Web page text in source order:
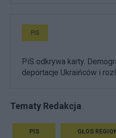
PiS
PiS odkrywa karty.
deportacje Ukraińców i
Tematy Redakcja
PIS GŁOS